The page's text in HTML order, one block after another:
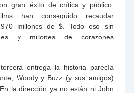
gran éxito de crítica y público.
han conseguido recaudar
millones de $. Todo eso sin
y millones de corazones
entrega la historia parecía
Woody y Buzz (y sus amigos)
la dirección ya no están ni John